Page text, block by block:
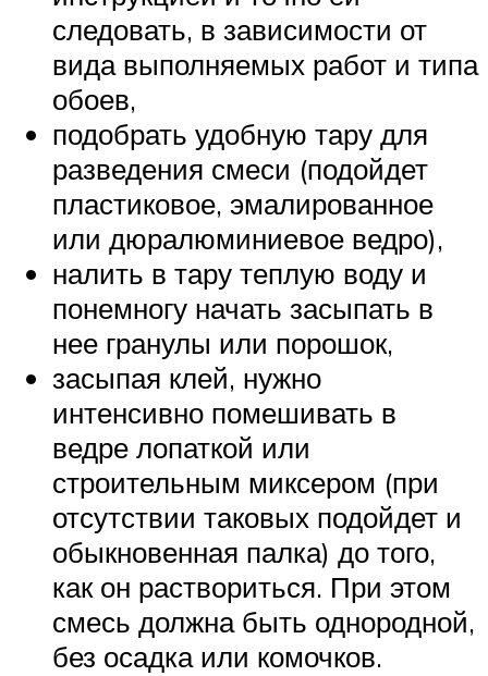
следовать, в зависимости от
вида выполняемых работ и типа
обоев,
подобрать удобную тару для
разведения смеси (подойдет
пластиковое, эмалированное
или дюралюминиевое ведро),
налить в тару теплую воду и
понемногу начать засыпать в
нее гранулы или порошок,
засыпая клей, нужно
интенсивно помешивать в
ведре лопаткой или
строительным миксером (при
отсутствии таковых подойдет и
обыкновенная палка) до того,
как он раствориться. При этом
смесь должна быть однородной,
без осадка или комочков.